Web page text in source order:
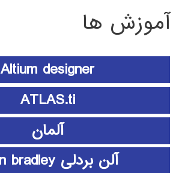
آموزش ها
Altium designer
ATLAS.ti
آلمان
آلن بردلی Allen bradley